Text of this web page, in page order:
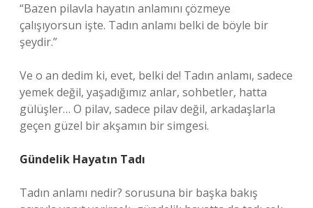
“Bazen pilavla hayatın anlamını çözmeye
çalışıyorsun işte. Tadın anlamı belki de böyle bir
şeydir.”
Ve o an dedim ki, evet, belki de! Tadın anlamı, sadece
yemek değil, yaşadığımız anlar, sohbetler, hatta
gülüşler… O pilav, sadece pilav değil, arkadaşlarla
geçen güzel bir akşamın bir simgesi.
Gündelik Hayatın Tadı
Tadın anlamı nedir? sorusuna bir başka bakış